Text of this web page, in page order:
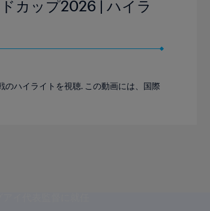
カップ2026 | ハイラ
ハイライトを視聴. この動画には、国際